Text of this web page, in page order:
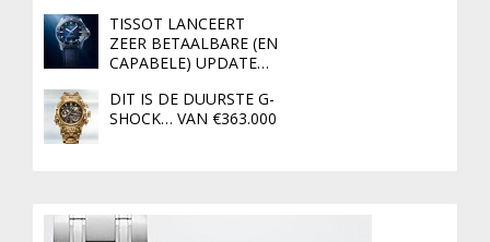
TISSOT LANCEERT
ZEER BETAALBARE (EN
CAPABELE) UPDATE…
DIT IS DE DUURSTE G-
SHOCK… VAN €363.000